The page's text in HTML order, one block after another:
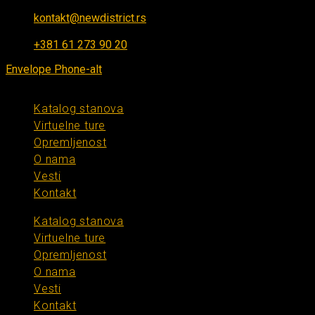
kontakt@newdistrict.rs
+381 61 273 90 20
Envelope Phone-alt
Katalog stanova
Virtuelne ture
Opremljenost
O nama
Vesti
Kontakt
Katalog stanova
Virtuelne ture
Opremljenost
O nama
Vesti
Kontakt